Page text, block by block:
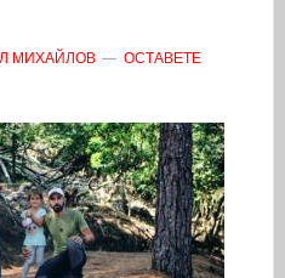
МИХАЙЛОВ
ОСТАВЕТЕ